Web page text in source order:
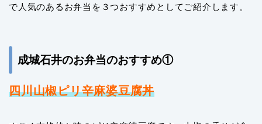
で人気のあるお弁当を３つおすすめとしてご紹介します。
成城石井のお弁当のおすすめ①
四川山椒ピリ辛麻婆豆腐丼